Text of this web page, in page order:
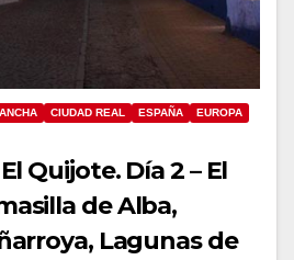
CIUDAD REAL ESPAÑA
EUROPA
Quijote. Día 2 – El
de Alba,
Lagunas de